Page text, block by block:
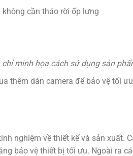
cần tháo rời ốp lưng
minh họa cách sử dụng sản
thêm dán camera để bảo vệ tối
nghiệm về thiết kế và sản xuất.
bảo vệ thiết bị tối ưu. Ngoài ra